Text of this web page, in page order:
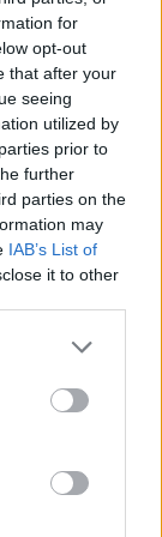
for
opt-out
that after your
seeing
utilized by
prior to
further
parties on the
may
IAB’s List of
it to other
more Google
may click to
tags to
Google
οι
οι
κατασκευή
οι
του
στην ΤΕΡΝΑ,
νέο ρόλο